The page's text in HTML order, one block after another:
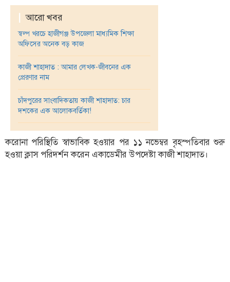
চাঁদপুর
জেলার
খবর
প্রবাস
তথ্য-
প্রযুক্তি
মতামত
শিশু-
কিশোর
আরো খবর
স্বল্প খরচে হাজীগঞ্জ উপজেলা মাধ্যমিক শিক্ষা
অফিসের অনেক বড় কাজ
কাজী শাহাদাত : আমার লেখক-জীবনের এক
প্রেরণার নাম
চাঁদপুরের সাংবাদিকতায় কাজী শাহাদাত: চার
দশকের এক আলোকবর্তিকা!
করোনা পরিস্থিতি স্বাভাবিক হওয়ার পর ১১ নভেম্বর বৃহস্পতিবার শুরু
হওয়া ক্লাস পরিদর্শন করেন একাডেমীর উপদেষ্টা কাজী শাহাদাত।